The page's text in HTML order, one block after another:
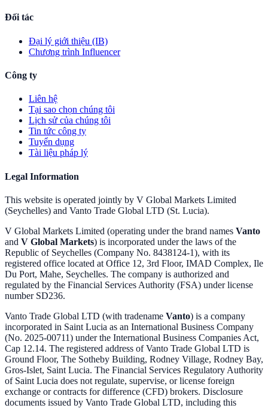
Đối tác
Đại lý giới thiệu (IB)
Chương trình Influencer
Công ty
Liên hệ
Tại sao chọn chúng tôi
Lịch sử của chúng tôi
Tin tức công ty
Tuyển dụng
Tài liệu pháp lý
Legal Information
This website is operated jointly by V Global Markets Limited
(Seychelles) and Vanto Trade Global LTD (St. Lucia).
V Global Markets Limited (operating under the brand names Vanto
and V Global Markets) is incorporated under the laws of the
Republic of Seychelles (Company No. 8438124-1), with its
registered office located at Office 12, 3rd Floor, IMAD Complex, Ile
Du Port, Mahe, Seychelles. The company is authorized and
regulated by the Financial Services Authority (FSA) under license
number SD236.
Vanto Trade Global LTD (with tradename Vanto) is a company
incorporated in Saint Lucia as an International Business Company
(No. 2025-00711) under the International Business Companies Act,
Cap 12.14. The registered address of Vanto Trade Global LTD is
Ground Floor, The Sotheby Building, Rodney Village, Rodney Bay,
Gros-Islet, Saint Lucia. The Financial Services Regulatory Authority
of Saint Lucia does not regulate, supervise, or license foreign
exchange or contracts for difference (CFD) brokers. Disclosure
documents issued by Vanto Trade Global LTD, including this